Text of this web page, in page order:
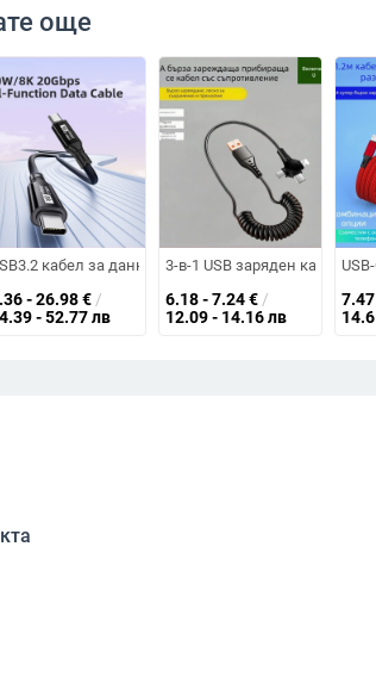
още
за Samsung, кабел с два USB-C края, бързо
кабел за данни с два Type-C конектора,
- 26.98€ /
- 52.77 лв
3-в-1 USB заряден кабел
6.18 - 7.24€ /
12.09 - 14.16 лв